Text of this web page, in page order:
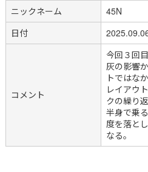
ニックネーム
45N
日付
コメント
今回３回
灰の影響
トではな
レイアウ
クの繰り
半身で乗
度を落と
なる。